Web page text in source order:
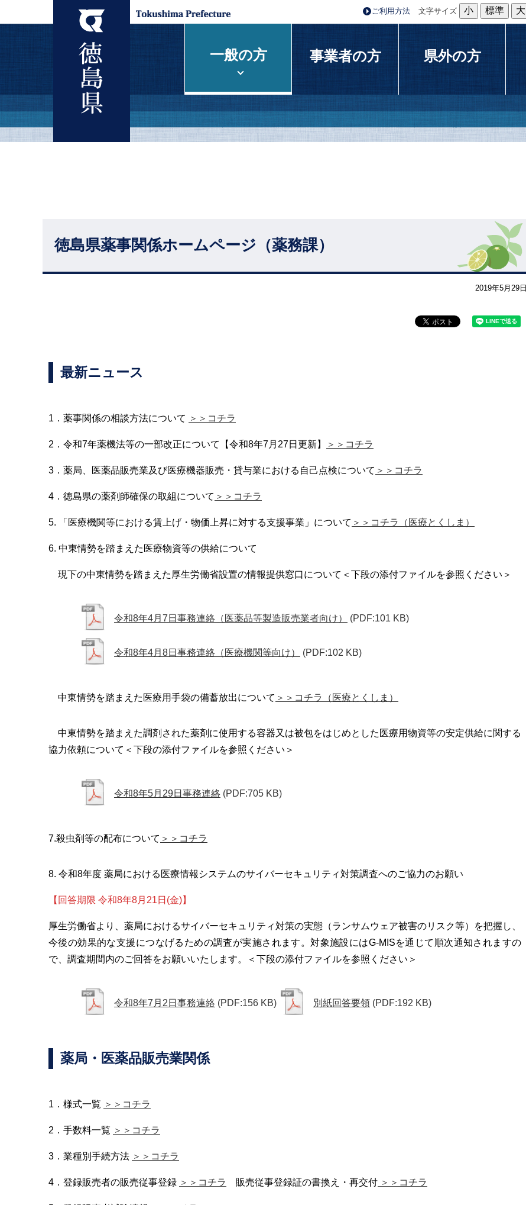
ご利用方法 文字サイズ 小 標準 大
一般の方 事業者の方 県外の方
徳島県薬事関係ホームページ（薬務課）
2019年5月29日
最新ニュース
1．薬事関係の相談方法について ＞＞コチラ
2．令和7年薬機法等の一部改正について【令和8年7月27日更新】 ＞＞コチラ
3．薬局、医薬品販売業及び医療機器販売・貸与業における自己点検について ＞＞コチラ
4．徳島県の薬剤師確保の取組について ＞＞コチラ
5. 「医療機関等における賃上げ・物価上昇に対する支援事業」について ＞＞コチラ（医療とくしま）
6. 中東情勢を踏まえた医療物資等の供給について
現下の中東情勢を踏まえた厚生労働省設置の情報提供窓口について＜下段の添付ファイルを参照ください＞
令和8年4月7日事務連絡（医薬品等製造販売業者向け） (PDF:101 KB)
令和8年4月8日事務連絡（医療機関等向け） (PDF:102 KB)
中東情勢を踏まえた医療用手袋の備蓄放出について ＞＞コチラ（医療とくしま）
中東情勢を踏まえた調剤された薬剤に使用する容器又は被包をはじめとした医療用物資等の安定供給に関する
協力依頼について＜下段の添付ファイルを参照ください＞
令和8年5月29日事務連絡 (PDF:705 KB)
7.殺虫剤等の配布について ＞＞コチラ
8. 令和8年度 薬局における医療情報システムのサイバーセキュリティ対策調査へのご協力のお願い
【回答期限 令和8年8月21日(金)】
厚生労働省より、薬局におけるサイバーセキュリティ対策の実態（ランサムウェア被害のリスク等）を把握し、
今後の効果的な支援につなげるための調査が実施されます。対象施設にはG-MISを通じて順次通知されますの
で、調査期間内のご回答をお願いいたします。＜下段の添付ファイルを参照ください＞
令和8年7月2日事務連絡 (PDF:156 KB) 別紙回答要領 (PDF:192 KB)
薬局・医薬品販売業関係
1．様式一覧 ＞＞コチラ
2．手数料一覧 ＞＞コチラ
3．業種別手続方法 ＞＞コチラ
4．登録販売者の販売従事登録 ＞＞コチラ 販売従事登録証の書換え・再交付 ＞＞コチラ